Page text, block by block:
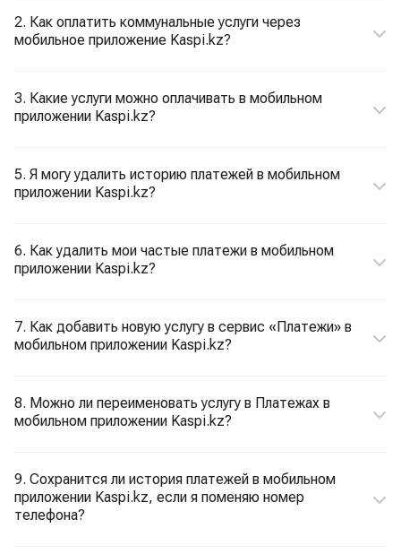
2. Как оплатить коммунальные услуги через
мобильное приложение Kaspi.kz?
3. Какие услуги можно оплачивать в мобильном
приложении Kaspi.kz?
5. Я могу удалить историю платежей в мобильном
приложении Kaspi.kz?
6. Как удалить мои частые платежи в мобильном
приложении Kaspi.kz?
7. Как добавить новую услугу в сервис «Платежи» в
мобильном приложении Kaspi.kz?
8. Можно ли переименовать услугу в Платежах в
мобильном приложении Kaspi.kz?
9. Сохранится ли история платежей в мобильном
приложении Kaspi.kz, если я поменяю номер
телефона?